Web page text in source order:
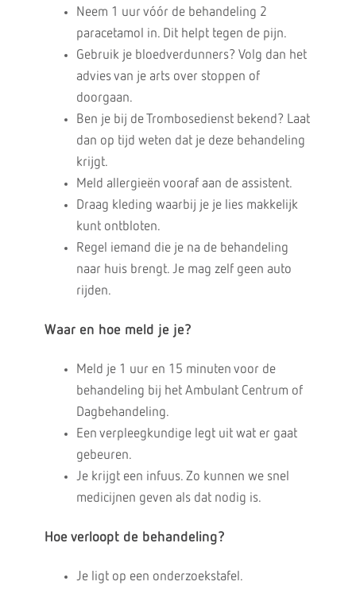
Neem 1 uur vóór de behandeling 2
paracetamol in. Dit helpt tegen de pijn.
Gebruik je bloedverdunners? Volg dan het
advies van je arts over stoppen of
doorgaan.
Ben je bij de Trombosedienst bekend? Laat
dan op tijd weten dat je deze behandeling
krijgt.
Meld allergieën vooraf aan de assistent.
Draag kleding waarbij je je lies makkelijk
kunt ontbloten.
Regel iemand die je na de behandeling
naar huis brengt. Je mag zelf geen auto
rijden.
Waar en hoe meld je je?
Meld je 1 uur en 15 minuten voor de
behandeling bij het Ambulant Centrum of
Dagbehandeling.
Een verpleegkundige legt uit wat er gaat
gebeuren.
Je krijgt een infuus. Zo kunnen we snel
medicijnen geven als dat nodig is.
Hoe verloopt de behandeling?
Je ligt op een onderzoekstafel.